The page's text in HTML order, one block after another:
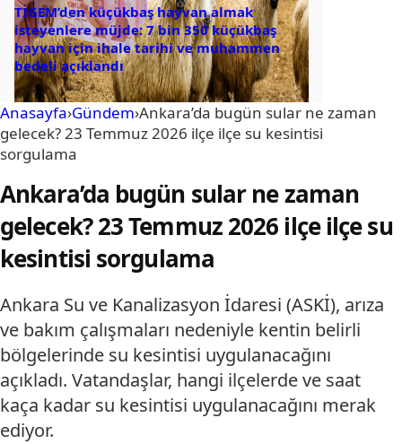
TİGEM’den küçükbaş hayvan almak
isteyenlere müjde: 7 bin 350 küçükbaş
hayvan için ihale tarihi ve muhammen
bedeli açıklandı
Anasayfa›Gündem›Ankara’da bugün sular ne zaman
gelecek? 23 Temmuz 2026 ilçe ilçe su kesintisi
sorgulama
Ankara’da bugün sular ne zaman
gelecek? 23 Temmuz 2026 ilçe ilçe su
kesintisi sorgulama
Ankara Su ve Kanalizasyon İdaresi (ASKİ), arıza
ve bakım çalışmaları nedeniyle kentin belirli
bölgelerinde su kesintisi uygulanacağını
açıkladı. Vatandaşlar, hangi ilçelerde ve saat
kaça kadar su kesintisi uygulanacağını merak
ediyor.